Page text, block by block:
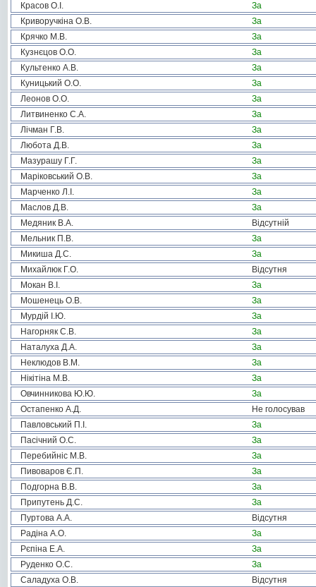
Красов О.І.
За
Криворучкіна О.В.
За
Крячко М.В.
За
Кузнєцов О.О.
За
Культенко А.В.
За
Куницький О.О.
За
Леонов О.О.
За
Литвиненко С.А.
За
Лічман Г.В.
За
Любота Д.В.
За
Мазурашу Г.Г.
За
Маріковський О.В.
За
Марченко Л.І.
За
Маслов Д.В.
За
Медяник В.А.
Відсутній
Мельник П.В.
За
Микиша Д.С.
За
Михайлюк Г.О.
Відсутня
Мокан В.І.
За
Мошенець О.В.
За
Мурдій І.Ю.
За
Нагорняк С.В.
За
Наталуха Д.А.
За
Неклюдов В.М.
За
Нікітіна М.В.
За
Овчинникова Ю.Ю.
За
Остапенко А.Д.
Не голосував
Павловський П.І.
За
Пасічний О.С.
За
Перебийніс М.В.
За
Пивоваров Є.П.
За
Подгорна В.В.
За
Припутень Д.С.
За
Пуртова А.А.
Відсутня
Радіна А.О.
За
Рєпіна Е.А.
За
Руденко О.С.
За
Саладуха О.В.
Відсутня